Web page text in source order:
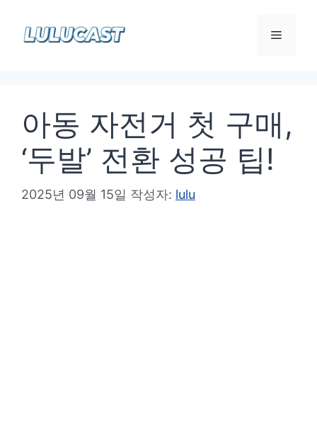
메
아동 자전거 첫 구매,
‘두발’ 전환 성공 팁!
2025년 09월 15일 작성자: lulu